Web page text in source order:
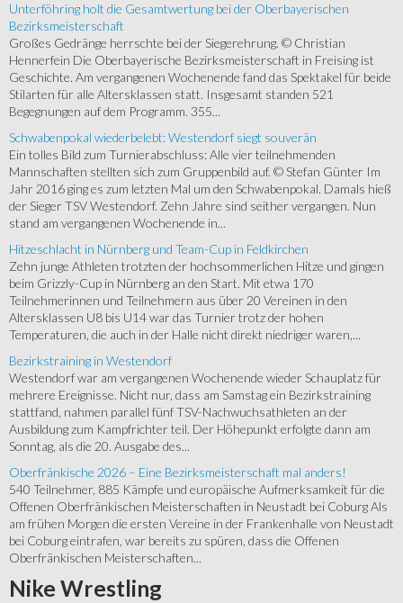
Unterföhring holt die Gesamtwertung bei der Oberbayerischen
Bezirksmeisterschaft
Großes Gedränge herrschte bei der Siegerehrung. © Christian
Hennerfein Die Oberbayerische Bezirksmeisterschaft in Freising ist
Geschichte. Am vergangenen Wochenende fand das Spektakel für beide
Stilarten für alle Altersklassen statt. Insgesamt standen 521
Begegnungen auf dem Programm. 355...
Schwabenpokal wiederbelebt: Westendorf siegt souverän
Ein tolles Bild zum Turnierabschluss: Alle vier teilnehmenden
Mannschaften stellten sich zum Gruppenbild auf. © Stefan Günter Im
Jahr 2016 ging es zum letzten Mal um den Schwabenpokal. Damals hieß
der Sieger TSV Westendorf. Zehn Jahre sind seither vergangen. Nun
stand am vergangenen Wochenende in...
Hitzeschlacht in Nürnberg und Team-Cup in Feldkirchen
Zehn junge Athleten trotzten der hochsommerlichen Hitze und gingen
beim Grizzly-Cup in Nürnberg an den Start. Mit etwa 170
Teilnehmerinnen und Teilnehmern aus über 20 Vereinen in den
Altersklassen U8 bis U14 war das Turnier trotz der hohen
Temperaturen, die auch in der Halle nicht direkt niedriger waren,...
Bezirkstraining in Westendorf
Westendorf war am vergangenen Wochenende wieder Schauplatz für
mehrere Ereignisse. Nicht nur, dass am Samstag ein Bezirkstraining
stattfand, nahmen parallel fünf TSV-Nachwuchsathleten an der
Ausbildung zum Kampfrichter teil. Der Höhepunkt erfolgte dann am
Sonntag, als die 20. Ausgabe des...
Oberfränkische 2026 – Eine Bezirksmeisterschaft mal anders!
540 Teilnehmer, 885 Kämpfe und europäische Aufmerksamkeit für die
Offenen Oberfränkischen Meisterschaften in Neustadt bei Coburg Als
am frühen Morgen die ersten Vereine in der Frankenhalle von Neustadt
bei Coburg eintrafen, war bereits zu spüren, dass die Offenen
Oberfränkischen Meisterschaften...
Nike Wrestling